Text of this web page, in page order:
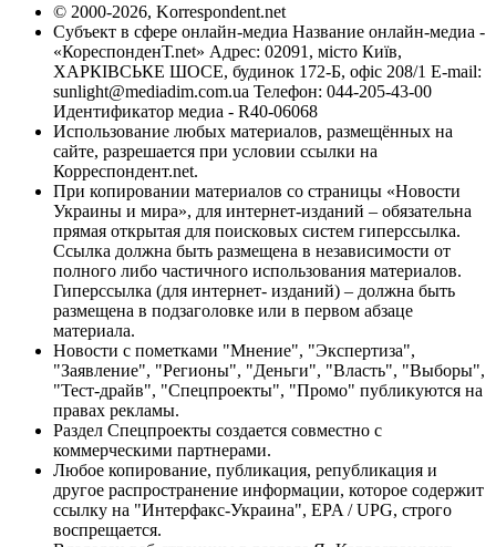
© 2000-2026, Korrespondent.net
Субъект в сфере онлайн-медиа Название онлайн-медиа -
«КореспонденТ.net» Адрес: 02091, місто Київ,
ХАРКІВСЬКЕ ШОСЕ, будинок 172-Б, офіс 208/1 E-mail:
sunlight@mediadim.com.ua Телефон: 044-205-43-00
Идентификатор медиа - R40-06068
Использование любых материалов, размещённых на
сайте, разрешается при условии ссылки на
Корреспондент.net.
При копировании материалов со страницы «Новости
Украины и мира», для интернет-изданий – обязательна
прямая открытая для поисковых систем гиперссылка.
Ссылка должна быть размещена в независимости от
полного либо частичного использования материалов.
Гиперссылка (для интернет- изданий) – должна быть
размещена в подзаголовке или в первом абзаце
материала.
Новости с пометками "Мнение", "Экспертиза",
"Заявление", "Регионы", "Деньги", "Власть", "Выборы",
"Тест-драйв", "Спецпроекты", "Промо" публикуются на
правах рекламы.
Раздел Спецпроекты создается совместно с
коммерческими партнерами.
Любое копирование, публикация, републикация и
другое распространение информации, которое содержит
ссылку на "Интерфакс-Украина", EPA / UPG, строго
воспрещается.